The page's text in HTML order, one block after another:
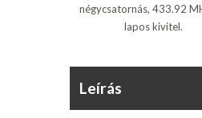
négycsatornás, 433.92
lapos kivitel.
Leírás